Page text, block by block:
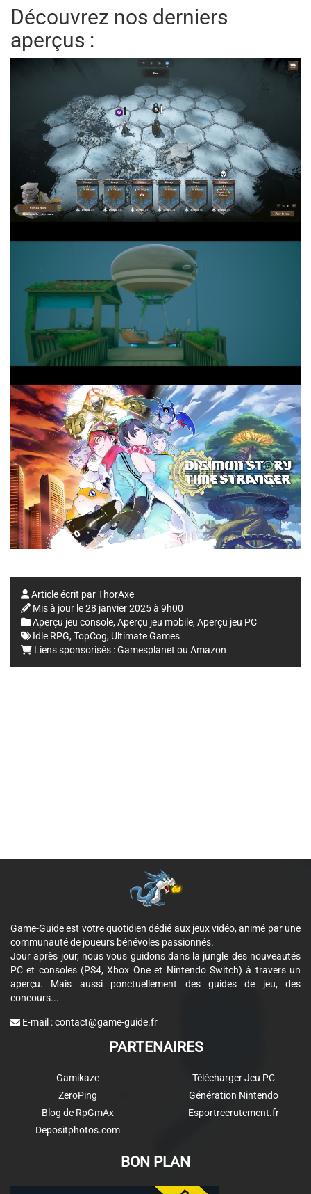
Découvrez nos derniers
aperçus :
Article écrit parThorAxe
Mis à jour le28 janvier 2025 à 9h00
Aperçu jeu console, Aperçu jeu mobile, Aperçu jeu PC
Idle RPG, TopCog, Ultimate Games
Liens sponsorisés :Gamesplanet ou Amazon
Game-Guide est votre quotidien dédié aux jeux vidéo, animé par une
communauté de joueurs bénévoles passionnés.
Jour après jour, nous vous guidons dans la jungle des nouveautés
PC et consoles (PS4, Xbox One et Nintendo Switch) à travers un
aperçu. Mais aussi ponctuellement des guides de jeu, des
concours...
E-mail :contact@game-guide.fr
PARTENAIRES
Gamikaze
ZeroPing
Blog de RpGmAx
Depositphotos.com
Télécharger Jeu PC
Génération Nintendo
Esportrecrutement.fr
BON PLAN